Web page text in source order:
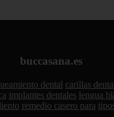
buccasana.es
dental carillas
implantes dentales lengua
remedio casero para